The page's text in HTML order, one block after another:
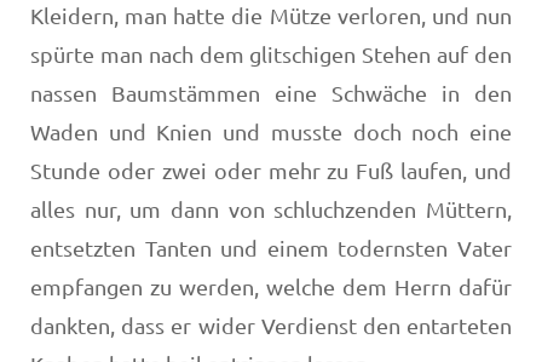
Kleidern, man hatte die Mütze verloren, und nun
spürte man nach dem glitschigen Stehen auf den
nassen Baumstämmen eine Schwäche in den
Waden und Knien und musste doch noch eine
Stunde oder zwei oder mehr zu Fuß laufen, und
alles nur, um dann von schluch­zenden Müttern,
entsetzten Tanten und einem todernsten Vater
empfangen zu werden, welche dem Herrn dafür
dankten, dass er wider Verdienst den entarteten